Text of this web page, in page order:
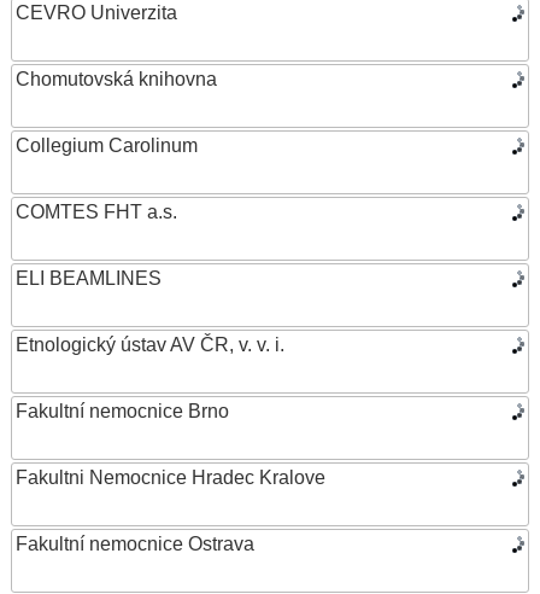
CEVRO Univerzita
Chomutovská knihovna
Collegium Carolinum
COMTES FHT a.s.
ELI BEAMLINES
Etnologický ústav AV ČR, v. v. i.
Fakultní nemocnice Brno
Fakultni Nemocnice Hradec Kralove
Fakultní nemocnice Ostrava